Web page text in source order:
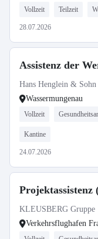
Vollzeit Teilzeit
28.07.2026
Assistenz der
Hans Henglein &
Wassermungenau
Vollzeit
Kantine
24.07.2026
Projektassistenz
KLEUSBERG Gruppe
Verkehrsflughafen